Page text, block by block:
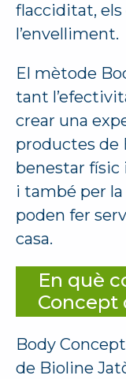
flacciditat,
l’envelliment.
El mètode
tant
crear una
productes de
benestar físic
i també per
poden fer
casa.
En què
Concept
Body
de Bioline